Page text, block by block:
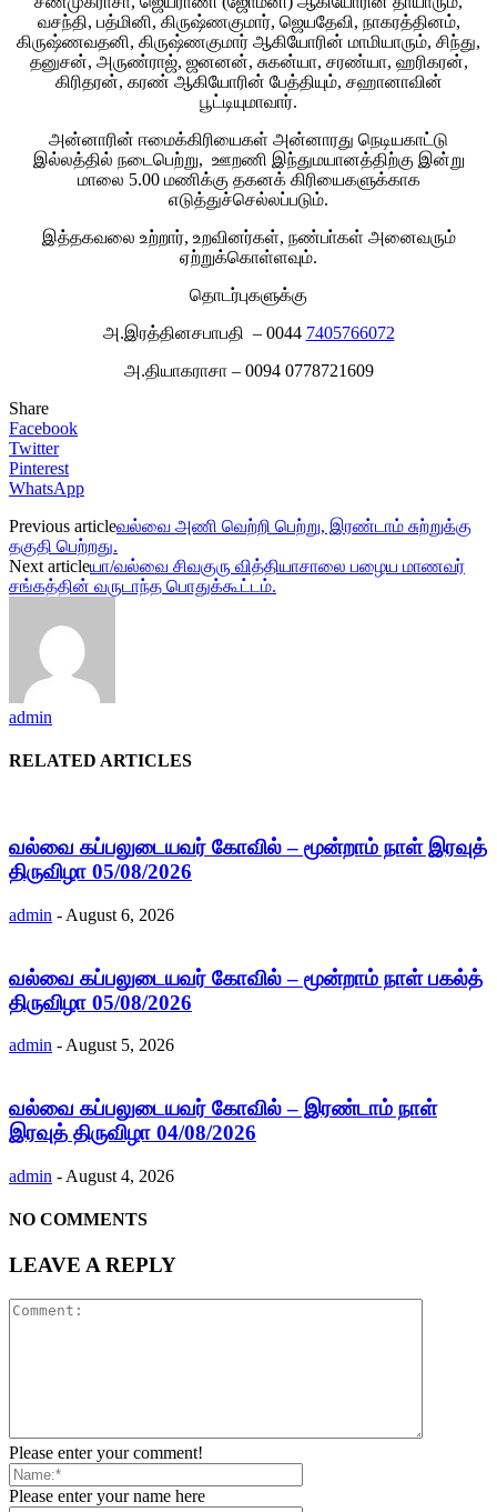
வசந்தி, பத்மினி, கிருஷ்ணகுமார், ஜெயதேவி, நாகரத்தினம்,
கிருஷ்ணவதனி, கிருஷ்ணகுமார் ஆகியோரின் மாமியாரும், சிந்து,
தனுசன், அருண்ராஜ், ஜனனன், சுகன்யா, சரண்யா, ஹரிகரன்,
கிரிதரன், கரண் ஆகியோரின் பேத்தியும், சஹானாவின்
பூட்டியுமாவார்.
அன்னாரின் ஈமைக்கிரியைகள் அன்னாரது நெடியகாட்டு
இல்லத்தில் நடைபெற்று, ஊறணி இந்துமயானத்திற்கு இன்று
மாலை 5.00 மணிக்கு தகனக் கிரியைகளுக்காக
எடுத்துச்செல்லப்படும்.
இத்தகவலை உற்றார், உறவினர்கள், நண்பா்கள் அனைவரும்
ஏற்றுக்கொள்ளவும்.
தொடர்புகளுக்கு
அ.இரத்தினசபாபதி – 0044 7405766072
அ.தியாகராசா – 0094 0778721609
Share
Facebook
Twitter
Pinterest
WhatsApp
Previous articleவல்வை அணி வெற்றி பெற்று, இரண்டாம் சுற்றுக்கு
தகுதி பெற்றது.
Next articleயா/வல்வை சிவகுரு வித்தியாசாலை பழைய மாணவர்
சங்கத்தின் வருடாந்த பொதுக்கூட்டம்.
admin
RELATED ARTICLES
வல்வை கப்பலுடையவர் கோவில் – மூன்றாம் நாள் இரவுத்
திருவிழா 05/08/2026
admin - August 6, 2026
வல்வை கப்பலுடையவர் கோவில் – மூன்றாம் நாள் பகல்த்
திருவிழா 05/08/2026
admin - August 5, 2026
வல்வை கப்பலுடையவர் கோவில் – இரண்டாம் நாள்
இரவுத் திருவிழா 04/08/2026
admin - August 4, 2026
NO COMMENTS
LEAVE A REPLY
Please enter your comment!
Please enter your name here